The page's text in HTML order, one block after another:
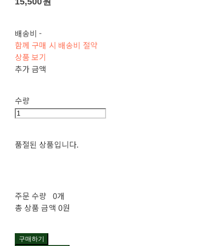
배송비-
함께 구매 시 배송비 절약
상품 보기
추가 금액
수량
품절된 상품입니다.
주문 수량 0개
총 상품 금액 0원
구매하기